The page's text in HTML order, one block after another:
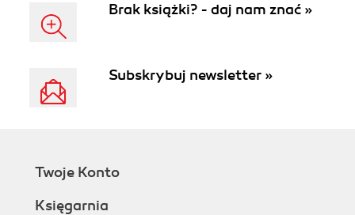
Brak książki? - daj nam znać »
Subskrybuj newsletter »
Twoje Konto
Księgarnia